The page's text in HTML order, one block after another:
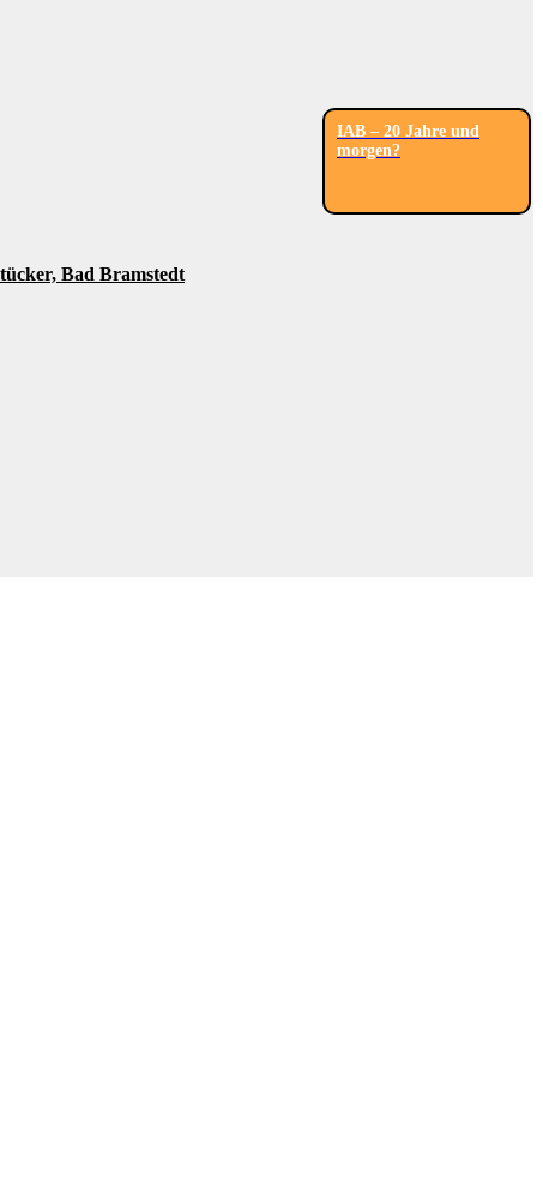
IAB – 20 Jahre und
morgen?
Bad Bramstedt